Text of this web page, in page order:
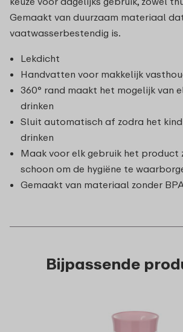
Gemaakt van duurzaam materiaal
vaatwasserbestendig is.
Lekdicht
Handvatten voor makkelijk
360° rand maakt het mogelijk van
drinken
Sluit automatisch af zodra het
drinken
Maak voor elk gebruik het product
schoon om de hygiëne te
Gemaakt van materiaal zonder
Bijpassende